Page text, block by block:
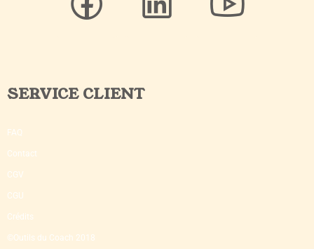
SERVICE CLIENT
FAQ
Contact
CGV
CGU
Crédits
©Outils du Coach 2018